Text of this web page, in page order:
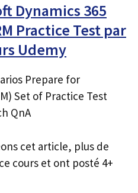
Dynamics 365
Practice Test par
Udemy
Prepare for
Set of Practice Test
QnA
cet article, plus de
cours et ont posté 4+